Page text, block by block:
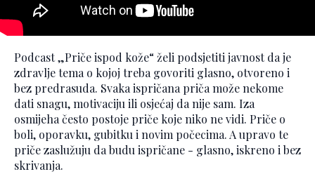
Podcast „Priče ispod kože“ želi podsjetiti javnost da je
zdravlje tema o kojoj treba govoriti glasno, otvoreno i
bez predrasuda. Svaka ispričana priča može nekome
dati snagu, motivaciju ili osjećaj da nije sam. Iza
osmijeha često postoje priče koje niko ne vidi. Priče o
boli, oporavku, gubitku i novim počecima. A upravo te
priče zaslužuju da budu ispričane - glasno, iskreno i bez
skrivanja.